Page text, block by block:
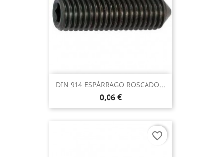
DIN 914 ESPÁRRAGO ROSCADO...
0,06 €
favorite_border